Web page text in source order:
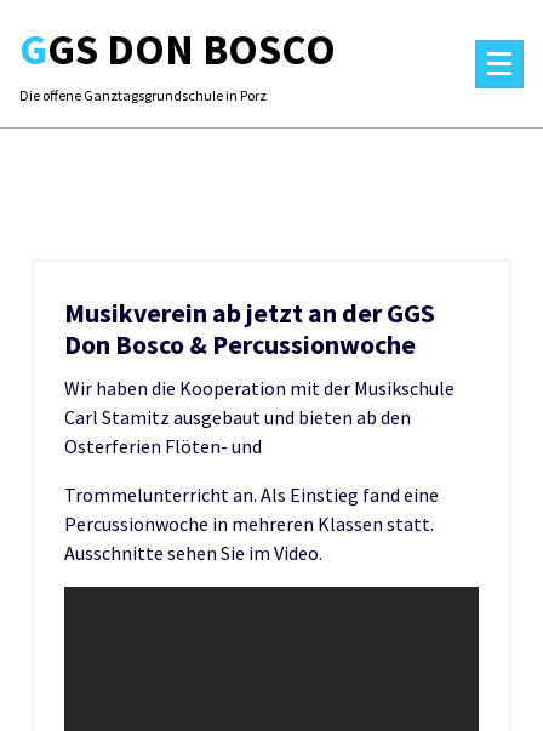
contentGGS DON BOSCO
Die offene Ganztagsgrundschule in Porz
Musikverein ab jetzt an der GGS
Don Bosco & Percussionwoche
Wir haben die Kooperation mit der Musikschule
Carl Stamitz ausgebaut und bieten ab den
Osterferien Flöten- und
Trommelunterricht an. Als Einstieg fand eine
Percussionwoche in mehreren Klassen statt.
Ausschnitte sehen Sie im Video.